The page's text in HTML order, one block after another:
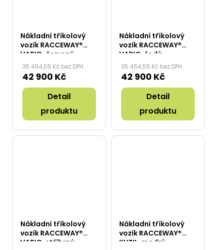
Nákladní tříkolový
vozík RACCEWAY®
VARIO, červený
35 454,55 Kč bez DPH
42 900 Kč
Detail
produktu
Nákladní tříkolový
vozík RACCEWAY®
VARIO, šedý
35 454,55 Kč bez DPH
42 900 Kč
Detail
produktu
Nákladní tříkolový
vozík RACCEWAY®
VARIO, stříbrný
Nákladní tříkolový
vozík RACCEWAY®
KUTIL, modrý